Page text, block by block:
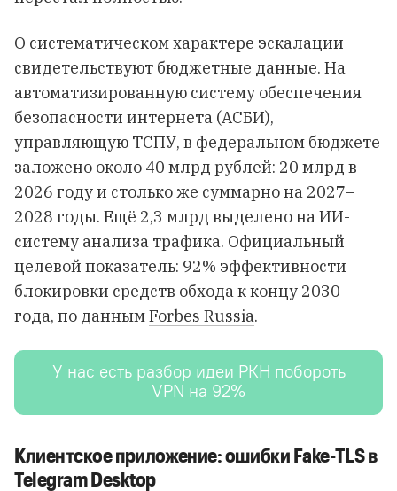
О систематическом характере эскалации
свидетельствуют бюджетные данные. На
автоматизированную систему обеспечения
безопасности интернета (АСБИ),
управляющую ТСПУ, в федеральном бюджете
заложено около 40 млрд рублей: 20 млрд в
2026 году и столько же суммарно на 2027–
2028 годы. Ещё 2,3 млрд выделено на ИИ-
систему анализа трафика. Официальный
целевой показатель: 92% эффективности
блокировки средств обхода к концу 2030
года, по даннымForbes Russia.
У нас есть разбор идеи РКН побороть
VPN на 92%
Клиентское приложение: ошибки Fake-TLS в
Telegram Desktop